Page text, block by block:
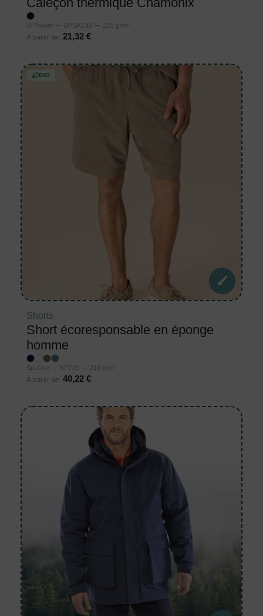
U-Power — UPSK140 — 220 g/m²
À partir de
21,32 €
BIO
Shorts
Short écoresponsable en éponge
homme
Spasso — SP729 — 210 g/m²
À partir de
40,22 €